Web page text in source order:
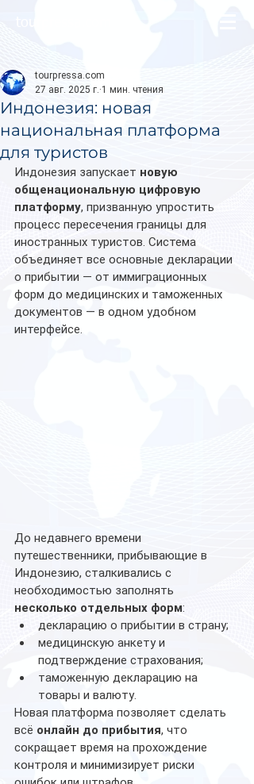
Индонезия: новая
национальная платформа
для туристов
tourpressa.com
27 авг. 2025 г. 1 мин. чтения
Индонезия запускает новую
общенациональную цифровую
платформу, призванную упростить
процесс пересечения границы для
иностранных туристов. Система
объединяет все основные декларации
о прибытии — от иммиграционных
форм до медицинских и таможенных
документов — в одном удобном
интерфейсе.
До недавнего времени
путешественники, прибывающие в
Индонезию, сталкивались с
необходимостью заполнять
несколько отдельных форм:
декларацию о прибытии в страну;
медицинскую анкету и
подтверждение страхования;
таможенную декларацию на
товары и валюту.
Новая платформа позволяет сделать
всё онлайн до прибытия, что
сокращает время на прохождение
контроля и минимизирует риски